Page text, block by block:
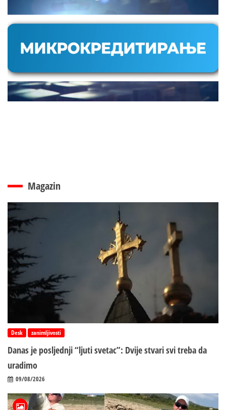
Magazin
Desk zanimljivosti
Danas je posljednji “ljuti svetac”: Dvije stvari svi treba da
uradimo
09/08/2026